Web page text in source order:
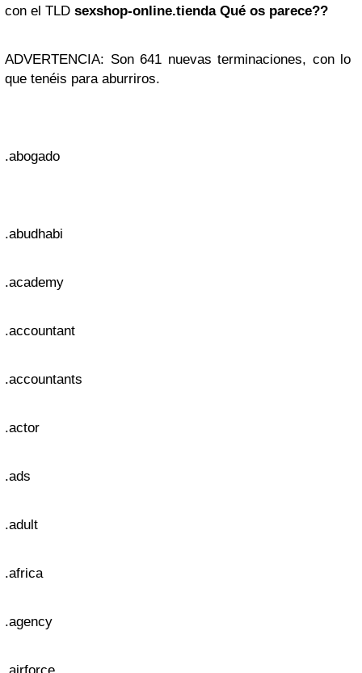
con el TLD sexshop-online.tienda Qué os parece??
ADVERTENCIA: Son 641 nuevas terminaciones, con lo
que tenéis para aburriros.
.abogado
.abudhabi
.academy
.accountant
.accountants
.actor
.ads
.adult
.africa
.agency